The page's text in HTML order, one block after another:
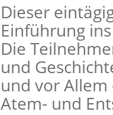
Dieser
Einführung
Die
und
und vor Allem
Atem- und